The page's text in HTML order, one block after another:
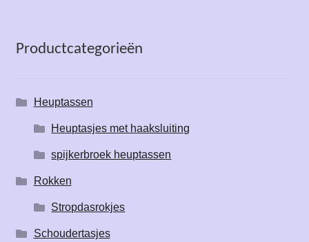
Productcategorieën
Heuptassen
Heuptasjes met haaksluiting
spijkerbroek heuptassen
Rokken
Stropdasrokjes
Schoudertasjes